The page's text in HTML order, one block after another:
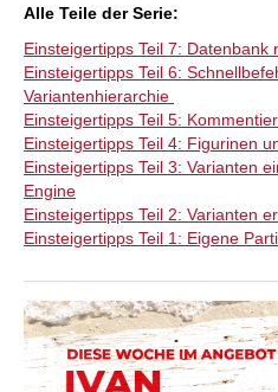
Alle Teile der Serie:
Einsteigertipps Teil 7: Datenbank
Einsteigertipps Teil 6:
Variantenhierarchie
Einsteigertipps Teil 5:
Einsteigertipps Teil 4: Figurinen
Einsteigertipps Teil 3: Varianten
Engine
Einsteigertipps Teil 2: Varianten
Einsteigertipps Teil 1: Eigene